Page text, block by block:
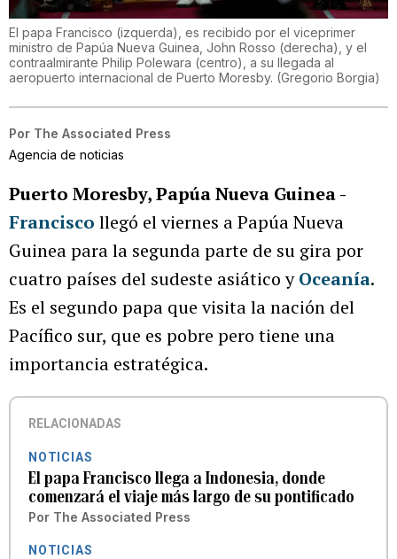
El papa Francisco (izquerda), es recibido por el viceprimer
ministro de Papúa Nueva Guinea, John Rosso (derecha), y el
contraalmirante Philip Polewara (centro), a su llegada al
aeropuerto internacional de Puerto Moresby. (Gregorio Borgia)
Por The Associated Press
Agencia de noticias
Puerto Moresby, Papúa Nueva Guinea -
Francisco llegó el viernes a Papúa Nueva
Guinea para la segunda parte de su gira por
cuatro países del sudeste asiático yOceanía.
Es el segundo papa que visita la nación del
Pacífico sur, que es pobre pero tiene una
importancia estratégica.
RELACIONADAS
NOTICIAS
El papa Francisco llega a Indonesia, donde
comenzará el viaje más largo de su pontificado
Por The Associated Press
NOTICIAS